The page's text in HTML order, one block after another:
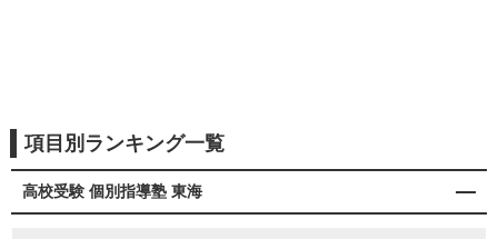
項目別ランキング一覧
高校受験 個別指導塾 東海